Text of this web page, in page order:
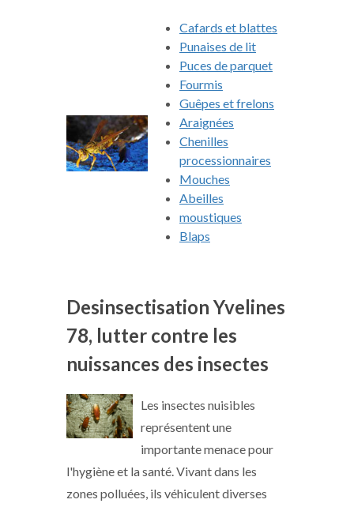
Cafards et blattes
Punaises de lit
Puces de parquet
Fourmis
Guêpes et frelons
Araignées
Chenilles
processionnaires
Mouches
Abeilles
moustiques
Blaps
Desinsectisation Yvelines
78, lutter contre les
nuissances des insectes
Les insectes nuisibles
représentent une
importante menace pour
l'hygiène et la santé. Vivant dans les
zones polluées, ils véhiculent diverses